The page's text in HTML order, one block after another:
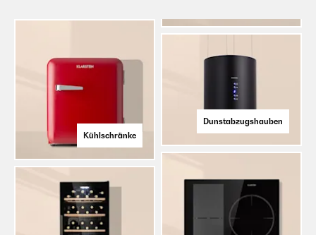
Kühlschränke
Dunstabzugshauben